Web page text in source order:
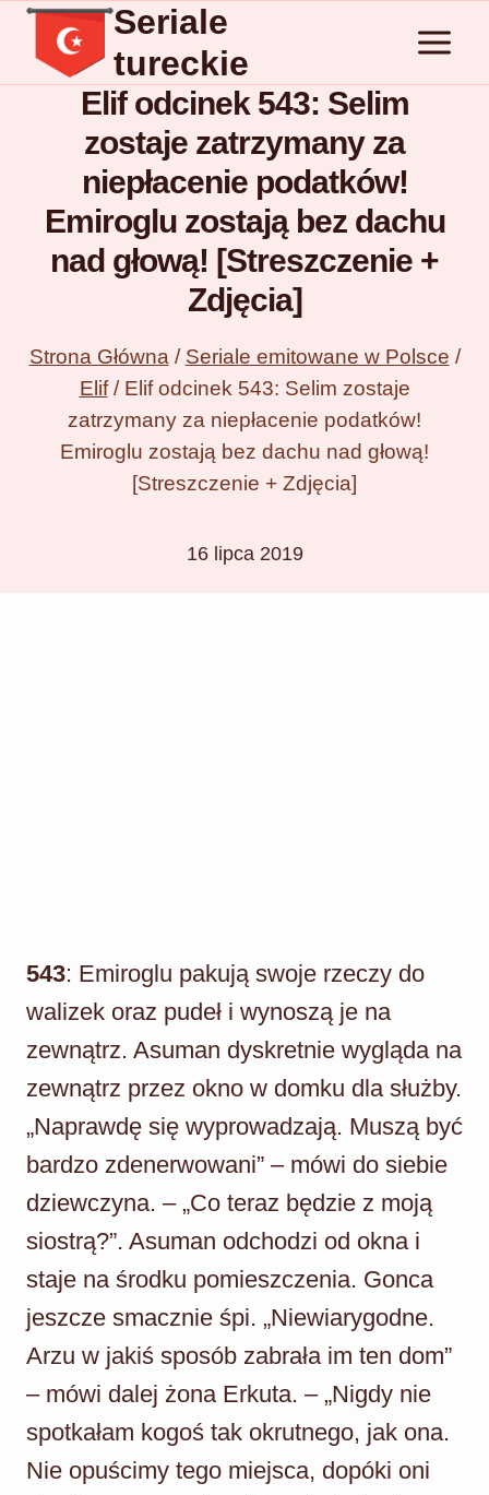
Przejdź
treści
Seriale
tureckie
Elif odcinek 543: Selim
zostaje zatrzymany za
niepłacenie podatków!
Emiroglu zostają bez dachu
nad głową! [Streszczenie +
Zdjęcia]
Strona Główna / Seriale emitowane w Polsce /
Elif / Elif odcinek 543: Selim zostaje
zatrzymany za niepłacenie podatków!
Emiroglu zostają bez dachu nad głową!
[Streszczenie + Zdjęcia]
16 lipca 2019
543: Emiroglu pakują swoje rzeczy do
walizek oraz pudeł i wynoszą je na
zewnątrz. Asuman dyskretnie wygląda na
zewnątrz przez okno w domku dla służby.
„Naprawdę się wyprowadzają. Muszą być
bardzo zdenerwowani” – mówi do siebie
dziewczyna. – „Co teraz będzie z moją
siostrą?”. Asuman odchodzi od okna i
staje na środku pomieszczenia. Gonca
jeszcze smacznie śpi. „Niewiarygodne.
Arzu w jakiś sposób zabrała im ten dom”
– mówi dalej żona Erkuta. – „Nigdy nie
spotkałam kogoś tak okrutnego, jak ona.
Nie opuścimy tego miejsca, dopóki oni